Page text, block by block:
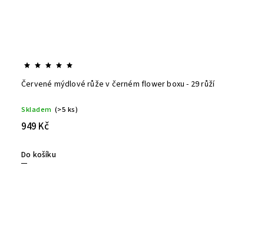
Červené mýdlové růže v černém flower boxu - 29 růží
Skladem (>5 ks)
949 Kč
Do košíku